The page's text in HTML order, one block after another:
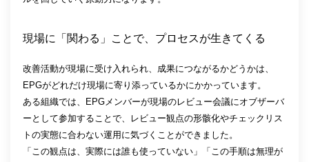
現場に「関わる」ことで、プロセスが生きてくる
改善活動が現場に受け入れられ、成果につながるかどうかは、
EPGがどれだけ現場に寄り添っているかにかかっています。
ある組織では、EPGメンバーが現場のレビュー会議にオブザーバ
ーとして参加することで、レビュー観点の形骸化やチェックリス
トの実態に合わない運用に気づくことができました。
「この観点は、実際には誰も使っていない」「この手順は無理が